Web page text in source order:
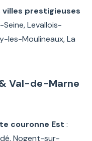
villes prestigieuses
Levallois-
les-Moulineaux, La
Val-de-Marne
couronne Est :
Nogent-sur-